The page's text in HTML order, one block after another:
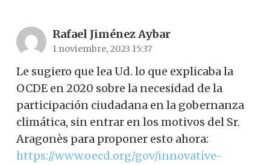
Rafael Jiménez Aybar
1 noviembre, 2023 15:37
Le sugiero que lea Ud. lo que explicaba la
OCDE en 2020 sobre la necesidad de la
participación ciudadana en la gobernanza
climática, sin entrar en los motivos del Sr.
Aragonès para proponer esto ahora:
https://www.oecd.org/gov/innovative-